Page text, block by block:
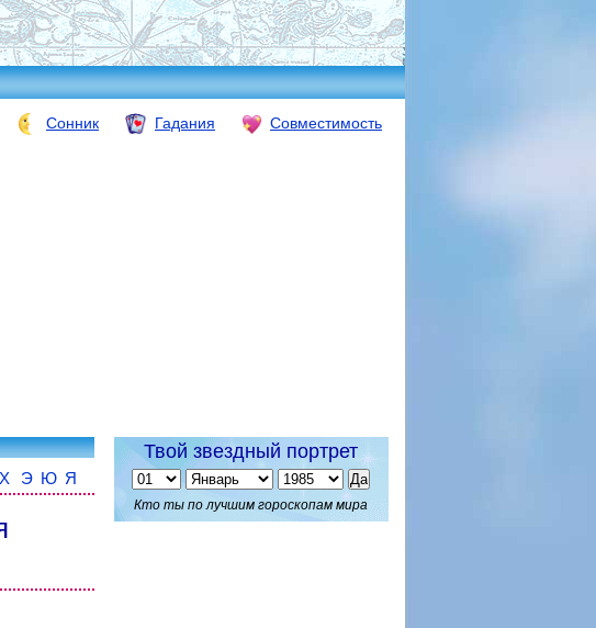
Сонник Гадания Совместимость
Х Э Ю Я
Твой звездный портрет
Кто ты по лучшим гороскопам мира